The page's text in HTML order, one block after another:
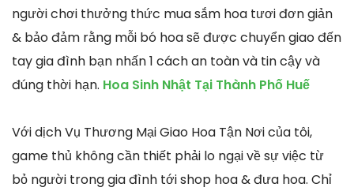
người chơi thưởng thức mua sắm hoa tươi đơn giản
& bảo đảm rằng mỗi bó hoa sẽ được chuyển giao đến
tay gia đình bạn nhấn 1 cách an toàn và tin cậy và
đúng thời hạn. Hoa Sinh Nhật Tại Thành Phố Huế
Với dịch Vụ Thương Mại Giao Hoa Tận Nơi của tôi,
game thủ không cần thiết phải lo ngại về sự việc từ
bỏ người trong gia đình tới shop hoa & đưa hoa. Chỉ